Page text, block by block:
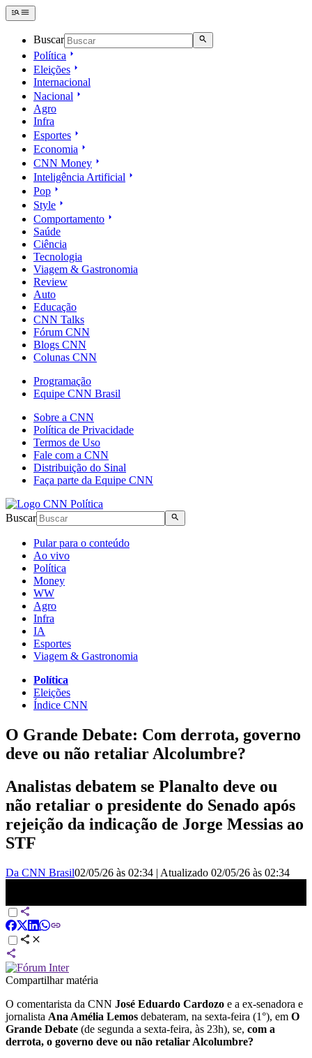
Buscar
Política
Eleições
Internacional
Nacional
Agro
Infra
Esportes
Economia
CNN Money
Inteligência Artificial
Pop
Style
Comportamento
Saúde
Ciência
Tecnologia
Viagem & Gastronomia
Review
Auto
Educação
CNN Talks
Fórum CNN
Blogs CNN
Colunas CNN
Programação
Equipe CNN Brasil
Sobre a CNN
Política de Privacidade
Termos de Uso
Fale com a CNN
Distribuição do Sinal
Faça parte da Equipe CNN
Buscar
Pular para o conteúdo
Ao vivo
Política
Money
WW
Agro
Infra
IA
Esportes
Viagem & Gastronomia
Política
Eleições
Índice CNN
O Grande Debate: Com derrota, governo
deve ou não retaliar Alcolumbre?
Analistas debatem se Planalto deve ou
não retaliar o presidente do Senado após
rejeição da indicação de Jorge Messias ao
STF
Da CNN Brasil02/05/26 às 02:34 | Atualizado 02/05/26 às 02:34
Compartilhar matéria
O comentarista da CNN José Eduardo Cardozo e a ex-senadora e
jornalista Ana Amélia Lemos debateram, na sexta-feira (1°), em O
Grande Debate (de segunda a sexta-feira, às 23h), se, com a
derrota, o governo deve ou não retaliar Alcolumbre?